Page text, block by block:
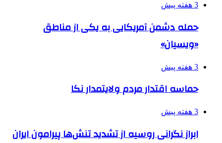
3 هفته پیش
حمله دشمن آمریکایی به یکی از مناطق
«ویسیان»
3 هفته پیش
حماسه اقتدار مردم ولایتمدار نکا
3 هفته پیش
ابراز نگرانی روسیه از تشدید تنش‌ها پیرامون ایران